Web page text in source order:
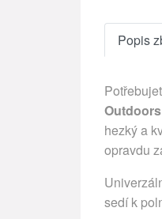
Popis
hezký a
opravdu
sedí k